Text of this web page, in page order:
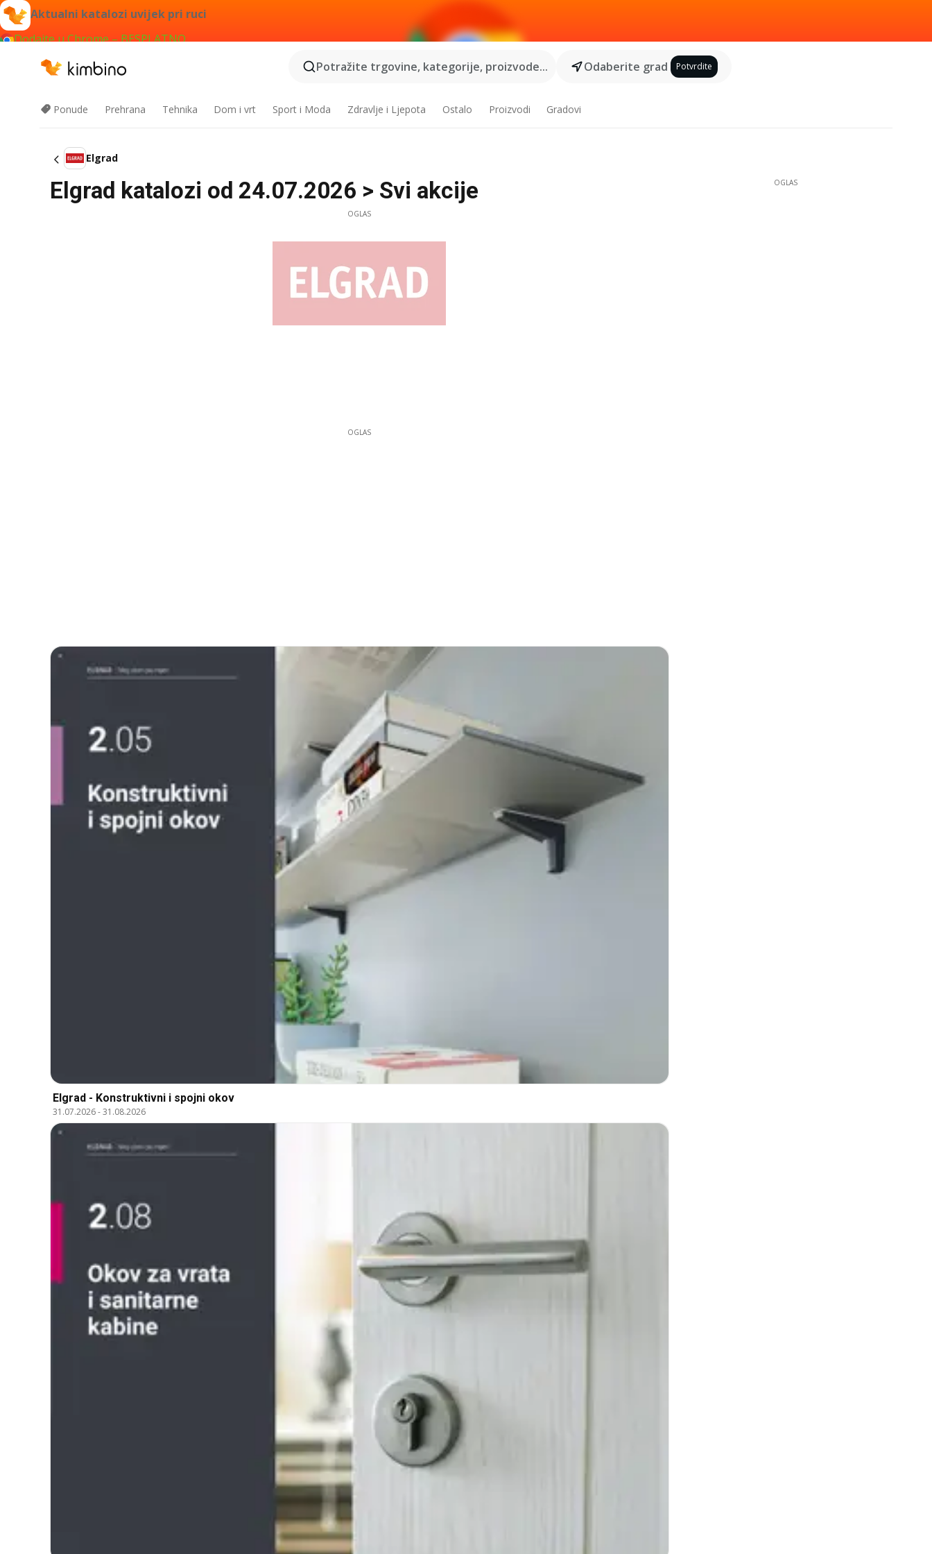
Aktualni katalozi uvijek pri ruci
Dodajte u Chrome – BESPLATNO
Potražite trgovine, kategorije, proizvode...
Odaberite grad Potvrdite
Ponude Prehrana Tehnika Dom i vrt Sport i Moda Zdravlje i Ljepota Ostalo Proizvodi Gradovi
Elgrad
Elgrad katalozi od 24.07.2026 > Svi akcije
OGLAS
OGLAS
Elgrad - Konstruktivni i spojni okov
31.07.2026-31.08.2026
OGLAS